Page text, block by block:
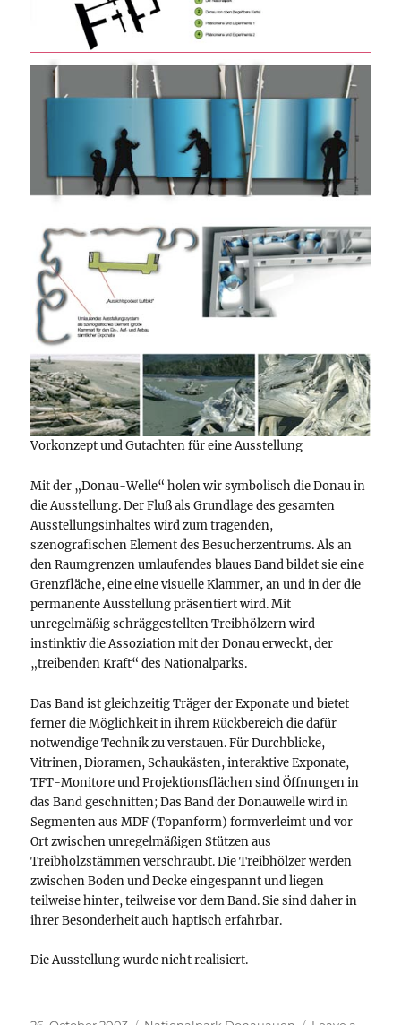
Vorkonzept und Gutachten für eine Ausstellung
Mit der „Donau-Welle“ holen wir symbolisch die Donau in
die Ausstellung. Der Fluß als Grundlage des gesamten
Ausstellungsinhaltes wird zum tragenden,
szenografischen Element des Besucherzentrums. Als an
den Raumgrenzen umlaufendes blaues Band bildet sie eine
Grenzfläche, eine eine visuelle Klammer, an und in der die
permanente Ausstellung präsentiert wird. Mit
unregelmäßig schräggestellten Treibhölzern wird
instinktiv die Assoziation mit der Donau erweckt, der
„treibenden Kraft“ des Nationalparks.
Das Band ist gleichzeitig Träger der Exponate und bietet
ferner die Möglichkeit in ihrem Rückbereich die dafür
notwendige Technik zu verstauen. Für Durchblicke,
Vitrinen, Dioramen, Schaukästen, interaktive Exponate,
TFT-Monitore und Projektionsflächen sind Öffnungen in
das Band geschnitten; Das Band der Donauwelle wird in
Segmenten aus MDF (Topanform) formverleimt und vor
Ort zwischen unregelmäßigen Stützen aus
Treibholzstämmen verschraubt. Die Treibhölzer werden
zwischen Boden und Decke eingespannt und liegen
teilweise hinter, teilweise vor dem Band. Sie sind daher in
ihrer Besonderheit auch haptisch erfahrbar.
Die Ausstellung wurde nicht realisiert.